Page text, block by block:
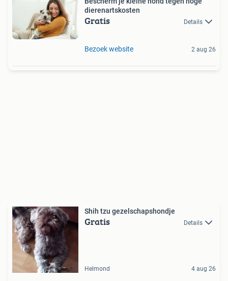
dierenartskosten
Gratis Details
Bezoek website 2 aug 26
Shih tzu gezelschapshondje
Gratis Details
Helmond 4 aug 26